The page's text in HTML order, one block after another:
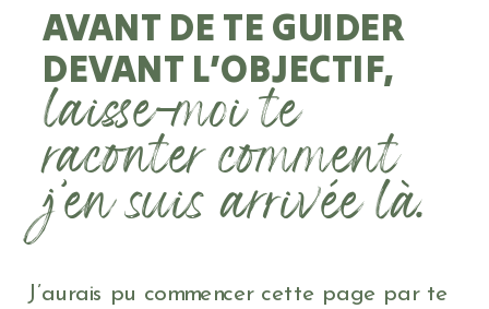
laisse-moi te
raconter comment
j’en suis arrivée là.
AVANT DE TE GUIDER
DEVANT L’OBJECTIF,
J’aurais pu commencer cette page par te